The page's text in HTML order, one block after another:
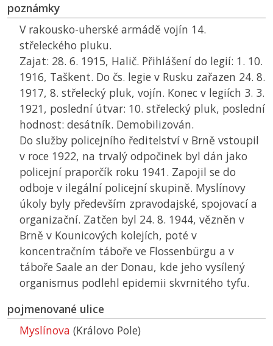
poznámky
V rakousko-uherské armádě vojín 14.
střeleckého pluku.
Zajat: 28. 6. 1915, Halič. Přihlášení do legií: 1. 10.
1916, Taškent. Do čs. legie v Rusku zařazen 24. 8.
1917, 8. střelecký pluk, vojín. Konec v legiích 3. 3.
1921, poslední útvar: 10. střelecký pluk, poslední
hodnost: desátník. Demobilizován.
Do služby policejního ředitelství v Brně vstoupil
v roce 1922, na trvalý odpočinek byl dán jako
policejní praporčík roku 1941. Zapojil se do
odboje v ilegální policejní skupině. Myslínovy
úkoly byly především zpravodajské, spojovací a
organizační. Zatčen byl 24. 8. 1944, vězněn v
Brně v Kounicových kolejích, poté v
koncentračním táboře ve Flossenbürgu a v
táboře Saale an der Donau, kde jeho vysílený
organismus podlehl epidemii skvrnitého tyfu.
pojmenované ulice
Myslínova (Královo Pole)